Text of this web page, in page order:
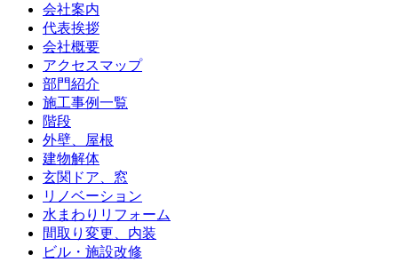
会社案内
代表挨拶
会社概要
アクセスマップ
部門紹介
施工事例一覧
階段
外壁、屋根
建物解体
玄関ドア、窓
リノベーション
水まわりリフォーム
間取り変更、内装
ビル・施設改修